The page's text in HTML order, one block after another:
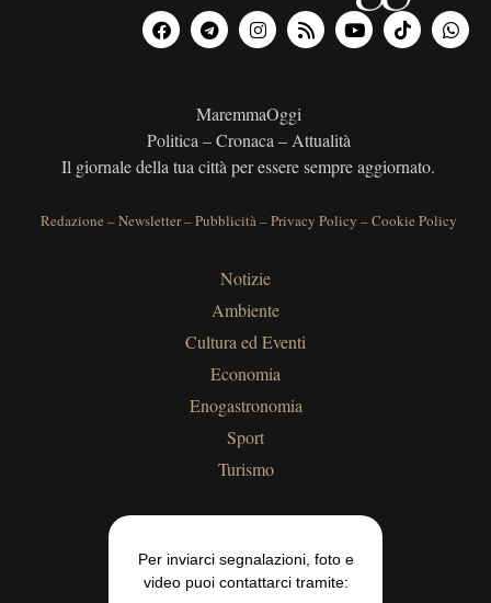
MaremmaOggi
Politica – Cronaca – Attualità
Il giornale della tua città per essere sempre aggiornato.
Redazione –Newsletter–Pubblicità–Privacy Policy –Cookie Policy
Notizie
Ambiente
Cultura ed Eventi
Economia
Enogastronomia
Sport
Turismo
Per inviarci segnalazioni, foto e
video puoi contattarci tramite: